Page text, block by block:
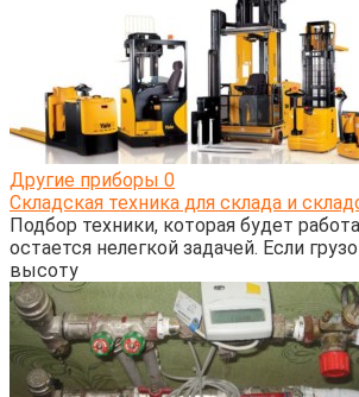
Другие приборы 0
Складская техника для склада и
Подбор техники, которая будет
остается нелегкой задачей. Если
высоту